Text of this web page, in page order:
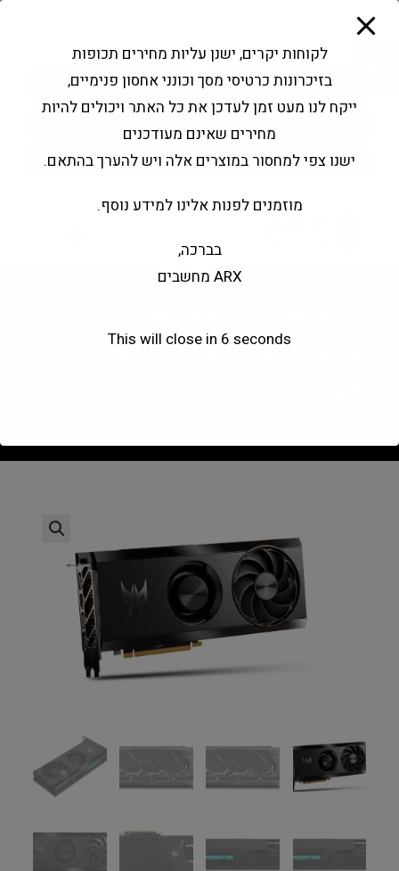
פתח סרגל נגישות
Products
search
החשבון שלי בקשה להצעה
Bifrost RX7600 8GB
לקוחות יקרים, ישנן עליות מחירים תכופות
בזיכרונות כרטיסי מסך וכונני אחסון פנימיים,
ייקח לנו מעט זמן לעדכן את כל האתר ויכולים להיות
מחירים שאינם מעודכנים
ישנו צפי למחסור במוצרים אלה ויש להערך בהתאם.
מוזמנים לפנות אלינו למידע נוסף.
בברכה,
ARX מחשבים
This will close in 6 seconds